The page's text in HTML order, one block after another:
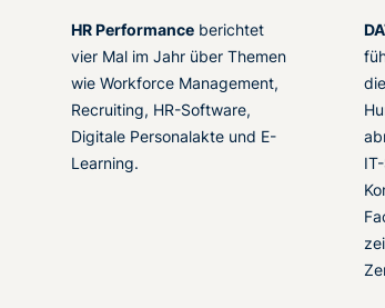
HR Performance berichtet
vier Mal im Jahr über Themen
wie Workforce Management,
Recruiting, HR-Software,
Digitale Personalakte und E-
Learning.